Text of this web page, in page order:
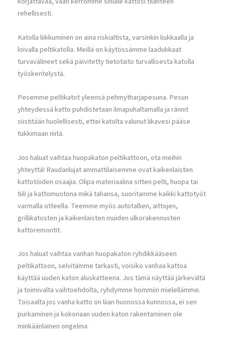
rehellisesti.
Katolla liikkuminen on aina riskialtista, varsinkin liukkaalla ja
loivalla peltikatolla. Meillä on käytössämme laadukkaat
turvavälineet sekä päivitetty tietotaito turvallisesta katolla
työskentelystä.
Pesemme peltikatot yleensä pehmytharjapesuna. Pesun
yhteydessä katto puhdistetaan ilmapuhaltamalla ja rännit
siistitään huolellisesti, ettei katolta valunut likavesi pääse
tukkimaan niitä.
Jos haluat vaihtaa huopakaton peltikattoon, ota meihin
yhteyttä! Raudanlujat ammattilaisemme ovat kaikenlaisten
kattotöiden osaajia. Olipa materiaalina sitten pelti, huopa tai
tiili ja kattomuotona mikä tahansa, suoritamme kaikki kattotyöt
varmalla otteella. Teemme myös autotallien, aittojen,
grillikatosten ja kaikenlaisten muiden ulkorakennusten
kattoremontit.
Jos haluat vaihtaa vanhan huopakaton ryhdikkääseen
peltikattoon, selvitämme tarkasti, voisiko vanhaa kattoa
käyttää uuden katon aluskatteena. Jos tämä näyttää järkevältä
ja toimivalta vaihtoehdolta, ryhdymme hommiin mielellämme.
Toisaalta jos vanha katto on liian huonossa kunnossa, ei sen
purkaminen ja kokonaan uuden katon rakentaminen ole
minkäänlainen ongelma.